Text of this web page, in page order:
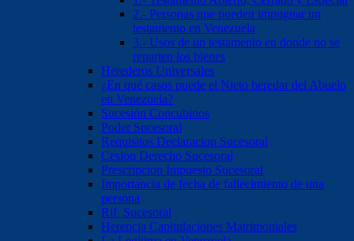
2.- Personas que pueden impugnar un
testamento en Venezuela
3.- Usos de un testamento en donde no se
reparten los bienes
Herederos Universales
¿En qué casos puede el Nieto heredar del Abuelo
en Venezuela?
Sucesión Concubinos
Poder Sucesoral
Requisitos Declaracion Sucesoral
Cesion Derecho Sucesoral
Prescripcion Impuesto Sucesoral
Importancia de fecha de fallecimiento de una
persona
Rif Sucesoral
Herencia Capitulaciones Matrimoniales